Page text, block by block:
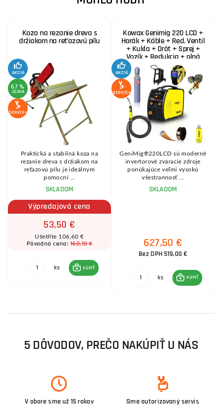
Koza na rezanie dreva s
držiakom na reťazovú pílu
AKCIA
67 %
ZĽAVA
SERVIS+
Praktická a stabilná koza na
rezanie dreva s držiakom na
reťazovú pílu je ideálnym
pomocní ...
SKLADOM
Výpredajová cena
53,50 €
Ušetříte 106,60 €
Pôvodná cena:160,10 €
ks KÚPIŤ
Kowax Genimig 220 LCD +
Horák + Káble + Red. Ventil
+ Kukla + Drôt + Sprej +
Vozík + Redukcia + plná
Fľaša Co2
AKCIA
SERVIS+
GeniMig®220LCD sú moderné
invertorové zváracie zdroje
ponúkajúce veľmi vysokú
všestrannosť ...
SKLADOM
627,50 €
Bez DPH 519,00 €
ks KÚPIŤ
5 DÔVODOV, PREČO NAKÚPIŤ U NÁS
V obore sme už 15 rokov
Sme autorizovaný servis